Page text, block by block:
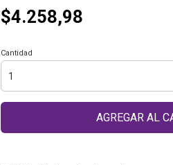
$4.258,98
Cantidad
AGREGAR AL